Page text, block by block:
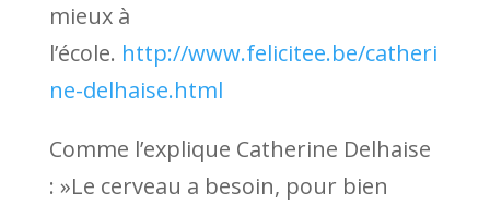
mieux à
l’école. http://www.felicitee.be/catheri
ne-delhaise.html
Comme l’explique Catherine Delhaise
: »Le cerveau a besoin, pour bien